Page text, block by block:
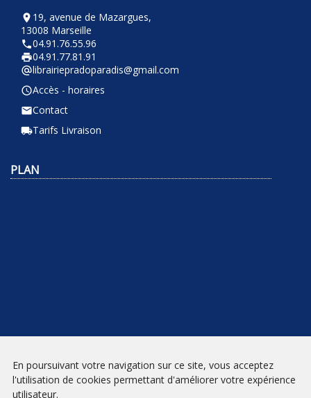
room 19, avenue de Mazargues,
13008 Marseille
phone04.91.76.55.96
local_printshop04.91.77.81.91
alternate_emaillibrairiepradoparadis@gmail.com
query_builderAccès - horaires
emailContact
local_shippingTarifs Livraison
PLAN
NEWSLETTER
En poursuivant votre navigation sur ce site, vous acceptez
l'utilisation de cookies permettant d'améliorer votre expérience
utilisateur.